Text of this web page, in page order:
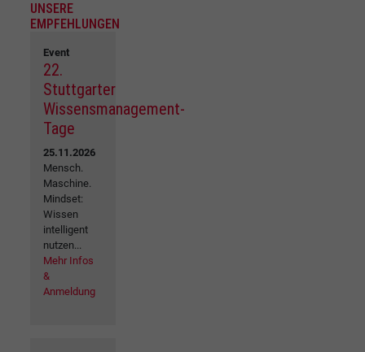
UNSERE
EMPFEHLUNGEN
Event
22.
Stuttgarter
Wissensmanagement-
Tage
25.11.2026
Mensch.
Maschine.
Mindset:
Wissen
intelligent
nutzen...
Mehr Infos
&
Anmeldung